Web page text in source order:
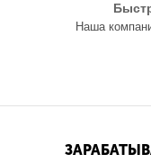
Наша